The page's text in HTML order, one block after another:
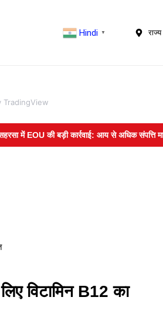
Hindi ▼
TradingView
की बड़ी कार्रवाई: आय से अधिक संपत्ति मामले में
विटामिन B12 का